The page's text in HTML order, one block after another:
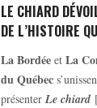
LE CHIARD
DE L’HISTOIRE
La Bordée etLa
du Québec
présenterLe chiard